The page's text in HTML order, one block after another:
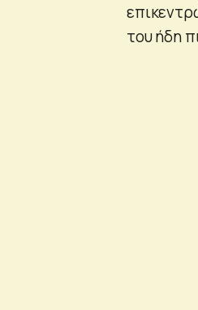
του ήδη